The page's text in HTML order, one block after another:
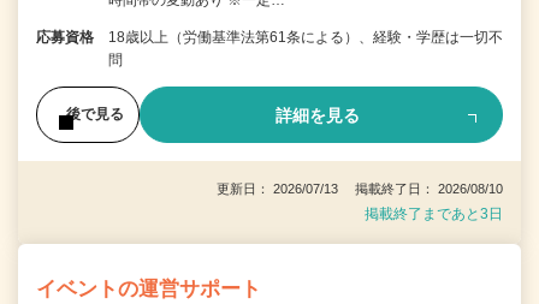
応募資格
18歳以上（労働基準法第61条による）、経験・学歴は一切不
問
後で見る 詳細を見る
更新日： 2026/07/13 掲載終了日： 2026/08/10
掲載終了まであと3日
イベントの運営サポート